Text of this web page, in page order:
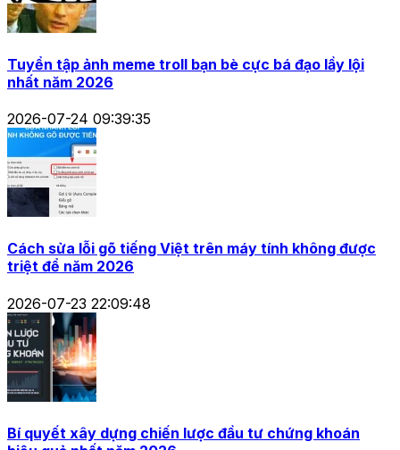
Tuyển tập ảnh meme troll bạn bè cực bá đạo lầy lội
nhất năm 2026
2026-07-24 09:39:35
Cách sửa lỗi gõ tiếng Việt trên máy tính không được
triệt để năm 2026
2026-07-23 22:09:48
Bí quyết xây dựng chiến lược đầu tư chứng khoán